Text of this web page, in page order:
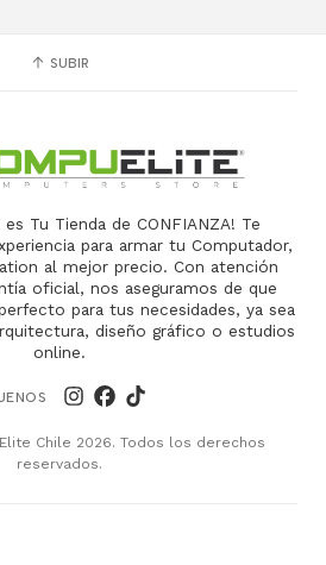
SUBIR
Tu Tienda de CONFIANZA! Te
para armar tu Computador,
al mejor precio. Con atención
oficial, nos aseguramos de que
para tus necesidades, ya sea
diseño gráfico o estudios
online.
Chile 2026. Todos los derechos
reservados.